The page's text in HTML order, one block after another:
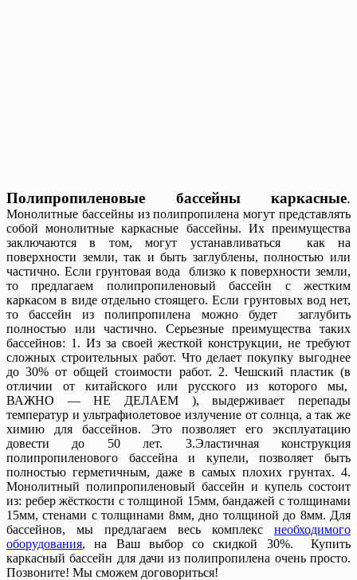
Полипропиленовые бассейны каркасные.
Монолитные бассейны из полипропилена могут представлять
собой монолитные каркасные бассейны. Их преимущества
заключаются в том, могут устанавливаться как на
поверхности земли, так и быть заглублены, полностью или
частично. Если грунтовая вода близко к поверхности земли,
то предлагаем полипропиленовый бассейн с жестким
каркасом в виде отдельно стоящего. Если грунтовых вод нет,
то бассейн из полипропилена можно будет заглубить
полностью или частично. Серьезные преимущества таких
бассейнов: 1. Из за своей жесткой конструкции, не требуют
сложных строительных работ. Что делает покупку выгоднее
до 30% от общей стоимости работ. 2. Чешский пластик (в
отличии от китайского или русского из которого мы,
ВАЖНО — НЕ ДЕЛАЕМ ), выдерживает перепады
температур и ультрафиолетовое излучение от солнца, а так же
химию для бассейнов. Это позволяет его эксплуатацию
довести до 50 лет. 3.Эластичная конструкция
полипропиленового бассейна и купели, позволяет быть
полностью герметичным, даже в самых плохих грунтах. 4.
Монолитный полипропиленовый бассейн и купель состоит
из: ребер жёсткости с толщиной 15мм, бандажей с толщинами
15мм, стенами с толщинами 8мм, дно толщиной до 8мм. Для
бассейнов, мы предлагаем весь комплекс необходимого
оборудования, на Ваш выбор со скидкой 30%. Купить
каркасный бассейн для дачи из полипропилена очень просто.
Позвоните! Мы сможем договориться!